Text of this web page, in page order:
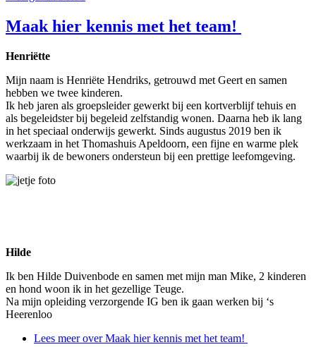
Maak hier kennis met het team!
Henriëtte
Mijn naam is Henriëte Hendriks, getrouwd met Geert en samen
hebben we twee kinderen.
Ik heb jaren als groepsleider gewerkt bij een kortverblijf tehuis en
als begeleidster bij begeleid zelfstandig wonen. Daarna heb ik lang
in het speciaal onderwijs gewerkt. Sinds augustus 2019 ben ik
werkzaam in het Thomashuis Apeldoorn, een fijne en warme plek
waarbij ik de bewoners ondersteun bij een prettige leefomgeving.
Hilde
Ik ben Hilde Duivenbode en samen met mijn man Mike, 2 kinderen
en hond woon ik in het gezellige Teuge.
Na mijn opleiding verzorgende IG ben ik gaan werken bij ‘s
Heerenloo
Lees meerover Maak hier kennis met het team!